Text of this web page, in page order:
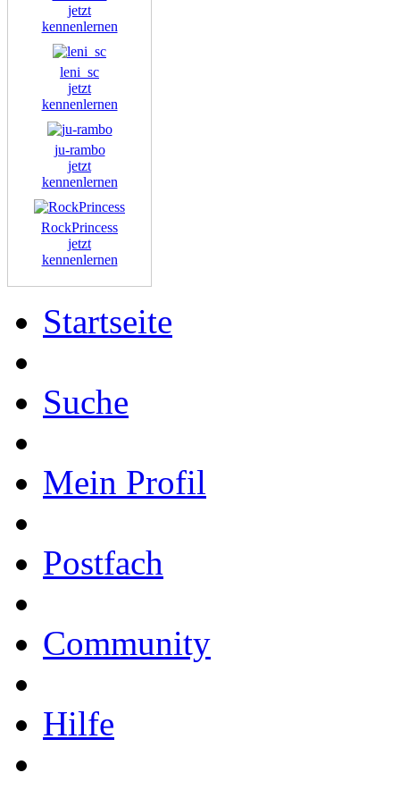
jetzt
kennenlernen
leni_sc
jetzt
kennenlernen
ju-rambo
jetzt
kennenlernen
RockPrincess
jetzt
kennenlernen
Startseite
Suche
Mein Profil
Postfach
Community
Hilfe